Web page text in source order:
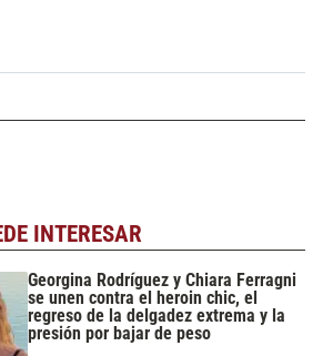
INTERESAR
Georgina Rodríguez y Chiara Ferragni
se unen contra el heroin chic, el
regreso de la delgadez extrema y la
presión por bajar de peso